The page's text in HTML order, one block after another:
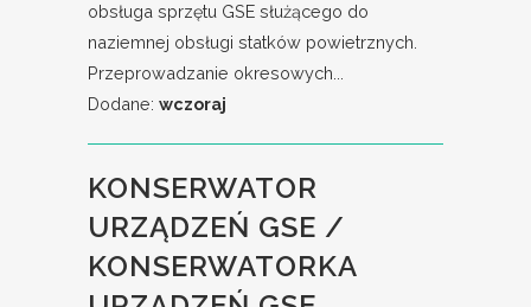
obsługa sprzętu GSE służącego do
naziemnej obsługi statków powietrznych.
Przeprowadzanie okresowych...
Dodane: wczoraj
KONSERWATOR
URZĄDZEŃ GSE /
KONSERWATORKA